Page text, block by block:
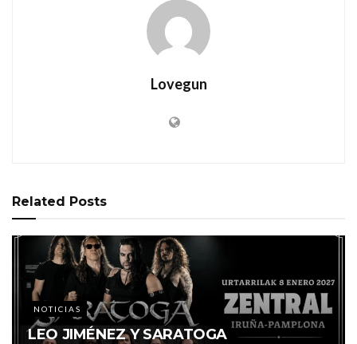
Lovegun
Related Posts
NOTICIAS
LEO JIMÉNEZ Y SARATOGA